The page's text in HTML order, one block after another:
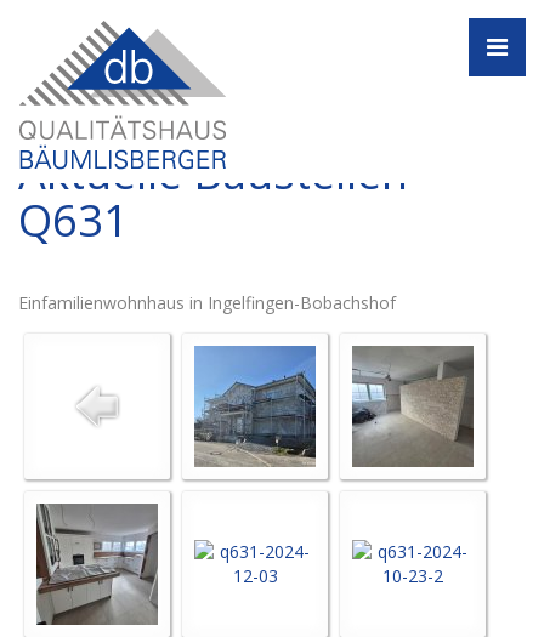
Aktuelle Baustellen -
Q631
Einfamilienwohnhaus in Ingelfingen-Bobachshof